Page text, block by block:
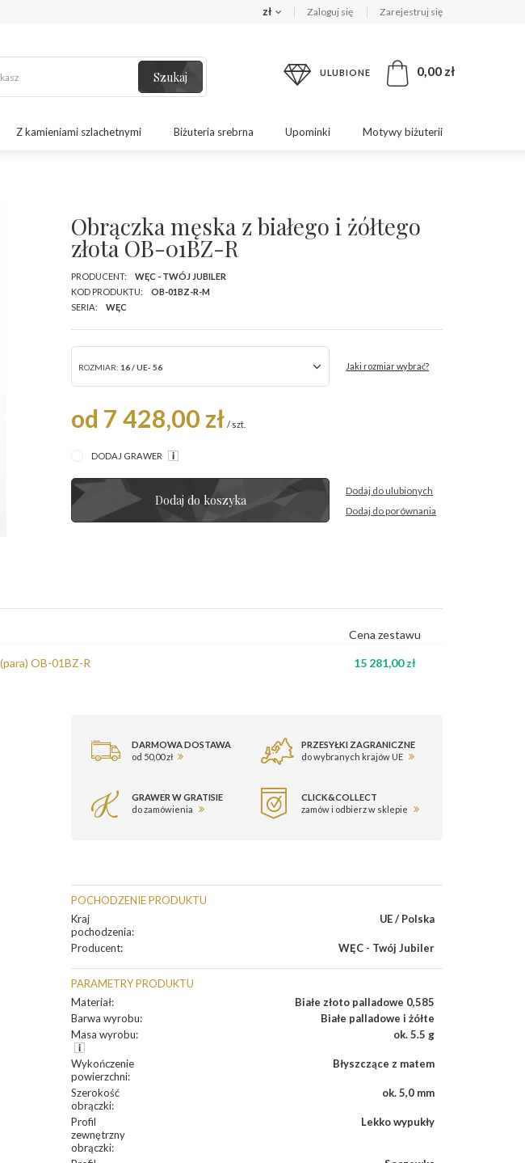
zł Zaloguj się Zarejestruj się
Szukaj ULUBIONE 0,00 zł
Z kamieniami szlachetnymi Biżuteria srebrna Upominki Motywy biżuterii
Obrączka męska z białego i żółtego
złota OB-01BZ-R
PRODUCENT:
WĘC - TWÓJ JUBILER
KOD PRODUKTU:
OB-01BZ-R-M
SERIA:
WĘC
ROZMIAR: 16 / UE- 56 Jaki rozmiar wybrać?
od 7 428,00 zł / szt.
DODAJ GRAWER
Dodaj do koszyka
Dodaj do ulubionych
Dodaj do porównania
Cena zestawu
OB-01BZ-R 15 281,00 zł
DARMOWA DOSTAWA
od 50,00 zł
PRZESYŁKI ZAGRANICZNE
do wybranych krajów UE
GRAWER W GRATISIE
do zamówienia
CLICK&COLLECT
zamów i odbierz w sklepie
POCHODZENIE PRODUKTU
Kraj
pochodzenia:
UE / Polska
Producent: WĘC - Twój Jubiler
PARAMETRY PRODUKTU
Materiał:
Białe złoto palladowe 0,585
Barwa wyrobu:
Białe palladowe i żółte
Masa wyrobu: ok. 5.5 g
Wykończenie
powierzchni:
Błyszczące z matem
Szerokość
obrączki:
ok. 5,0 mm
Profil
zewnętrzny
obrączki:
Lekko wypukły